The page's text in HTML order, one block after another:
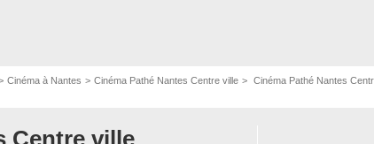
Cinéma à Nantes Cinéma Pathé Nantes Centre ville Cinéma Pathé Nantes
Centre ville